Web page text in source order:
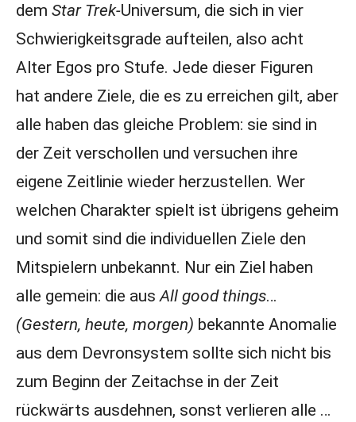
dem Star Trek-Universum, die sich in vier
Schwierigkeitsgrade aufteilen, also acht
Alter Egos pro Stufe. Jede dieser Figuren
hat andere Ziele, die es zu erreichen gilt, aber
alle haben das gleiche Problem: sie sind in
der Zeit verschollen und versuchen ihre
eigene Zeitlinie wieder herzustellen. Wer
welchen Charakter spielt ist übrigens geheim
und somit sind die individuellen Ziele den
Mitspielern unbekannt. Nur ein Ziel haben
alle gemein: die ausAll good things…
(Gestern, heute, morgen) bekannte Anomalie
aus dem Devronsystem sollte sich nicht bis
zum Beginn der Zeitachse in der Zeit
rückwärts ausdehnen, sonst verlieren alle …